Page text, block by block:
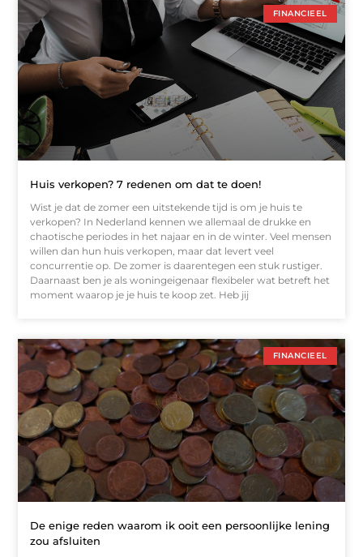
FINANCIEEL
Huis verkopen? 7 redenen om dat te doen!
Wist je dat de zomer een uitstekende tijd is om je huis te
verkopen? In Nederland kennen we allemaal de drukke en
chaotische periodes in het najaar en in de winter. Veel mensen
willen dan hun huis verkopen, maar dat levert veel
concurrentie op. De zomer is daarentegen een stuk rustiger.
Daarnaast ben je als woningeigenaar flexibeler wat betreft het
moment waarop je je huis te koop zet. Heb jij
FINANCIEEL
De enige reden waarom ik ooit een persoonlijke lening
zou afsluiten